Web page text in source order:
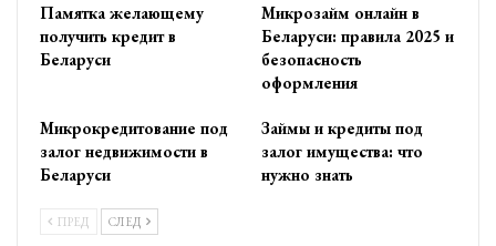
Памятка желающему
получить кредит в
Беларуси
Микрозайм онлайн в
Беларуси: правила 2025 и
безопасность
оформления
Микрокредитование под
залог недвижимости в
Беларуси
Займы и кредиты под
залог имущества: что
нужно знать
ПРЕД СЛЕД